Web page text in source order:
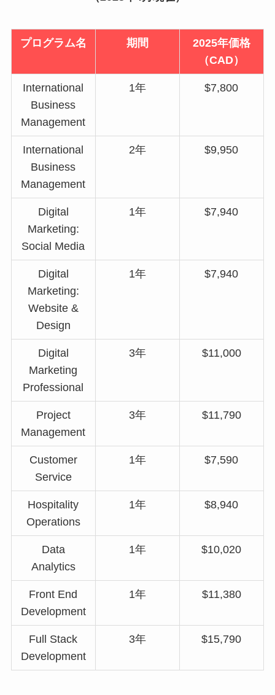
プログラム名 期間
2025年価格
（CAD）
International
Business
Management
1年 $7,800
International
Business
Management
2年 $9,950
Digital
Marketing:
Social Media
1年 $7,940
Digital
Marketing:
Website &
Design
1年 $7,940
Digital
Marketing
Professional
3年 $11,000
Project
Management
3年 $11,790
Customer
Service
1年 $7,590
Hospitality
Operations
1年 $8,940
Data
Analytics
1年 $10,020
Front End
Development
1年 $11,380
Full Stack
Development
3年 $15,790